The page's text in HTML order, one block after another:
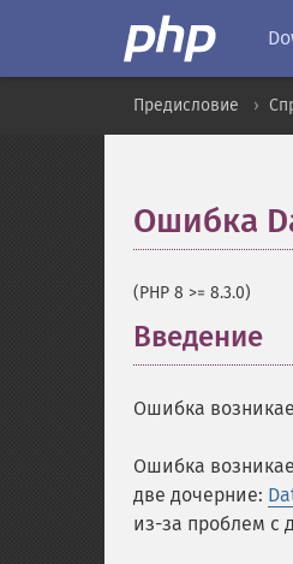
Предисловие
Ошибка
(PHP 8 >= 8.3.0)
Введение
Ошибка
Ошибка
две дочерние:
из-за проблем с